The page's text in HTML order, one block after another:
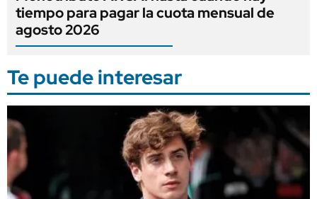
tiempo para pagar la cuota mensual de
agosto 2026
Te puede interesar